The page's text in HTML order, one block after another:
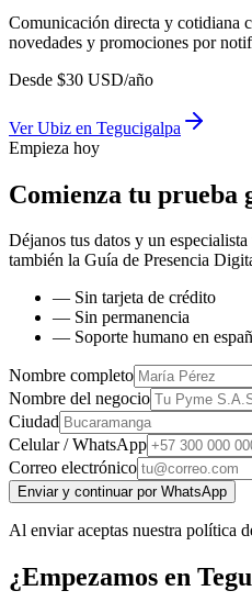
Comunicación directa y cotidiana
novedades y promociones por
Desde $30 USD/año
VerUbiz en Tegucigalpa
Empieza hoy
Comienza tu prueba
Déjanos tus datos y un
también la Guía de Presencia
— Sin tarjeta de crédito
— Sin permanencia
— Soporte humano en
Nombre completo
Nombre del negocio
Ciudad
Celular / WhatsApp
Correo electrónico
Enviar y continuar por WhatsApp
Al enviar aceptas nuestra política
¿Empezamos en